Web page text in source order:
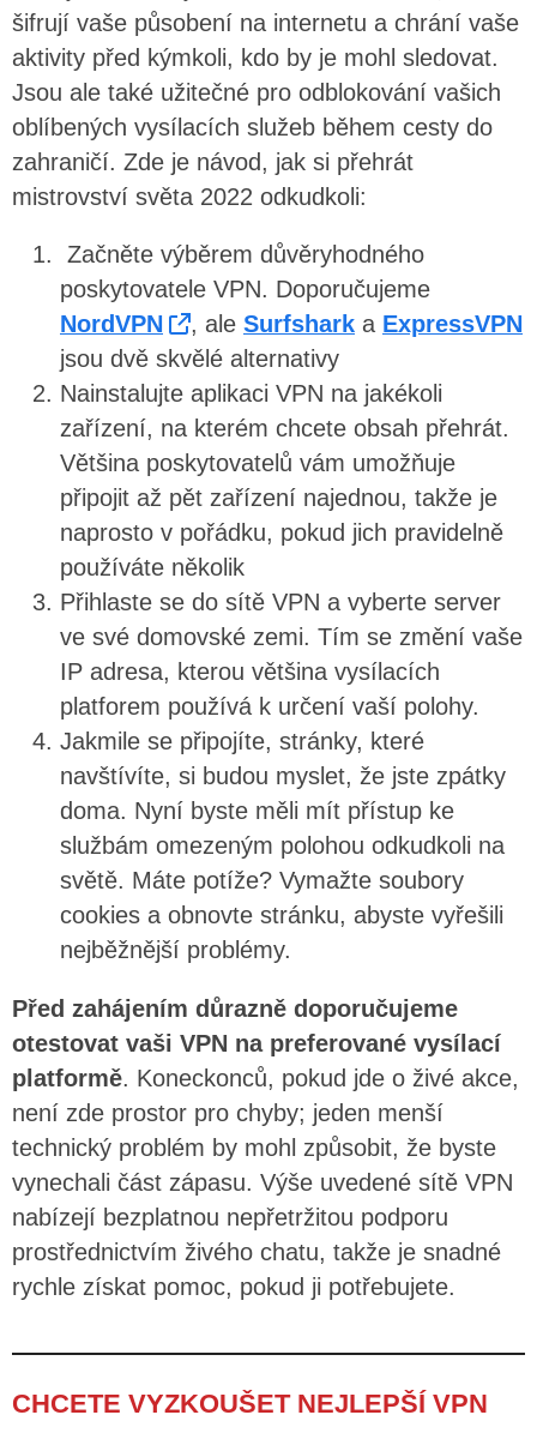
šifrují vaše působení na internetu a chrání vaše
aktivity před kýmkoli, kdo by je mohl sledovat.
Jsou ale také užitečné pro odblokování vašich
oblíbených vysílacích služeb během cesty do
zahraničí. Zde je návod, jak si přehrát
mistrovství světa 2022 odkudkoli:
Začněte výběrem důvěryhodného
poskytovatele VPN. Doporučujeme
NordVPN
, ale Surfshark a ExpressVPN
jsou dvě skvělé alternativy
Nainstalujte aplikaci VPN na jakékoli
zařízení, na kterém chcete obsah přehrát.
Většina poskytovatelů vám umožňuje
připojit až pět zařízení najednou, takže je
naprosto v pořádku, pokud jich pravidelně
používáte několik
Přihlaste se do sítě VPN a vyberte server
ve své domovské zemi. Tím se změní vaše
IP adresa, kterou většina vysílacích
platforem používá k určení vaší polohy.
Jakmile se připojíte, stránky, které
navštívíte, si budou myslet, že jste zpátky
doma. Nyní byste měli mít přístup ke
službám omezeným polohou odkudkoli na
světě. Máte potíže? Vymažte soubory
cookies a obnovte stránku, abyste vyřešili
nejběžnější problémy.
Před zahájením důrazně doporučujeme
otestovat vaši VPN na preferované vysílací
platformě. Koneckonců, pokud jde o živé akce,
není zde prostor pro chyby; jeden menší
technický problém by mohl způsobit, že byste
vynechali část zápasu. Výše uvedené sítě VPN
nabízejí bezplatnou nepřetržitou podporu
prostřednictvím živého chatu, takže je snadné
rychle získat pomoc, pokud ji potřebujete.
CHCETE VYZKOUŠET NEJLEPŠÍ VPN